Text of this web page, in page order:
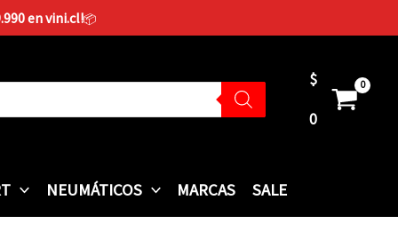
en vini.cl!📦
$
0
NEUMÁTICOS MARCAS SALE